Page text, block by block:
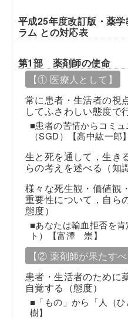
平成25年度改訂版・薬
ラム との対応表
第1部 薬剤師の使命
【① 医療人として】
常に患者・生活者の視
してふさわしい態度で
■患者の苦情からコミ
（SGD）【高中紘一郎】
生と死を通して，生き
らの考えを述べる（知
様々な死生観・価値観
重要性について，自ら
態度）
■あなたは輸血拒否を
ト）【富澤 崇】
【② 薬剤師が果たすべ
患者・生活者のために
自覚する（態度）
■「もの」から「人（
樹】